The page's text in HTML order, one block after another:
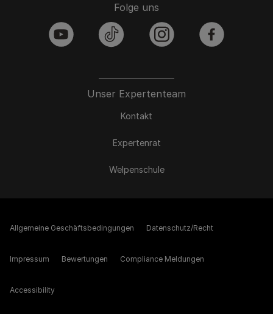
Unser Expertenteam
Kontakt
Expertenrat
Welpenschule
Folge uns
youtube tiktok instagram facebook
Allgemeine Geschäftsbedingungen Datenschutz/Recht
Impressum Bewertungen Compliance Meldungen
Accessibility